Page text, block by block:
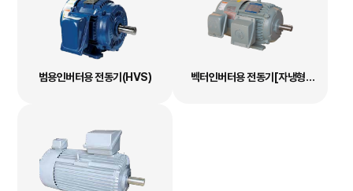
범용인버터용 전동기(HVS)
벡터인버터용 전동기[자냉형]